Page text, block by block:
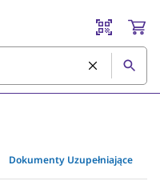
Dokumenty Uzupełniające